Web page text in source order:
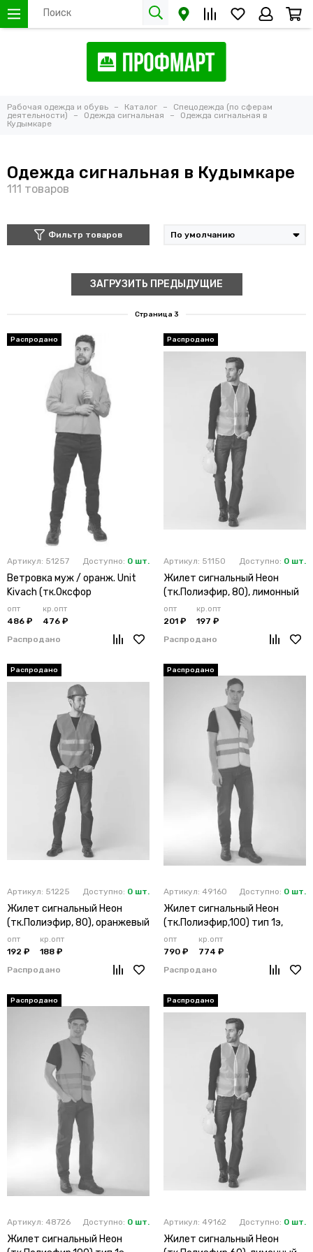
Рабочая одежда и обувь Каталог
Спецодежда (по сферам
деятельности)
Одежда сигнальная
Одежда сигнальная в
Кудымкаре
Одежда сигнальная в Кудымкаре
Фильтр товаров
ЗАГРУЗИТЬ ПРЕДЫДУЩИЕ
Страница 3
Артикул: 51257 Доступно: 0 шт.
Ветровка муж / оранж. Unit
Kivach (тк.Оксфор
опт
486 ₽
кр.опт
476 ₽
Распродано
Артикул: 51150 Доступно: 0 шт.
Жилет сигнальный Неон
(тк.Полиэфир, 80), лимонный
опт
201 ₽
кр.опт
197 ₽
Распродано
Артикул: 51225 Доступно: 0 шт.
Жилет сигнальный Неон
(тк.Полиэфир, 80), оранжевый
опт
192 ₽
кр.опт
188 ₽
Распродано
Артикул: 49160 Доступно: 0 шт.
Жилет сигнальный Неон
(тк.Полиэфир,100) тип 1э,
лимонный
опт
790 ₽
кр.опт
774 ₽
Распродано
Артикул: 48726 Доступно: 0 шт.
Жилет сигнальный Неон
Артикул: 49162 Доступно: 0 шт.
Жилет сигнальный Неон